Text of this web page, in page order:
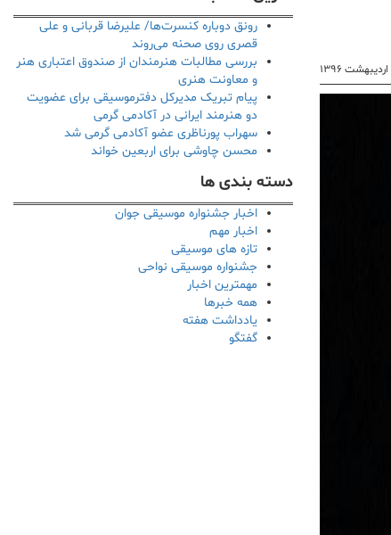
رونق دوباره کنسرت‌ها/ علیرضا قربانی و علی
قصری روی صحنه می‌روند
بررسی مطالبات هنرمندان از صندوق اعتباری هنر
و معاونت هنری
پیام تبریک مدیرکل دفترموسیقی برای عضویت
دو هنرمند ایرانی در آکادمی گرمی
سهراب پورناظری عضو آکادمی گرمی شد
محسن چاوشی برای اربعین خواند
دسته بندی ها
اخبار جشنواره موسیقی جوان
اخبار مهم
تازه های موسیقی
جشنواره موسیقی نواحی
مهمترین اخبار
همه خبرها
یادداشت هفته
گفتگو